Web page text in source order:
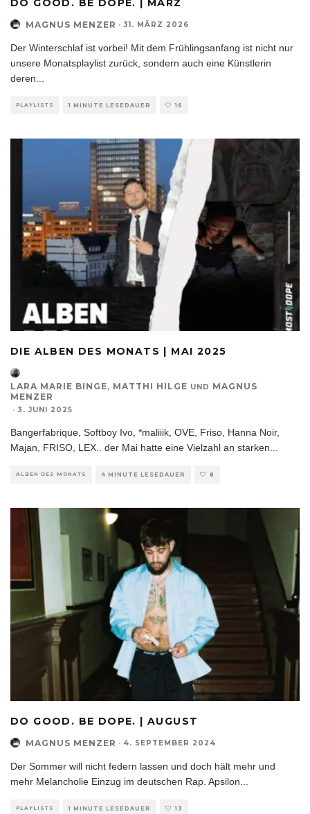
DO GOOD. BE DOPE. | MÄRZ
MAGNUS MENZER · 31. MÄRZ 2026
Der Winterschlaf ist vorbei! Mit dem Frühlingsanfang ist nicht nur
unsere Monatsplaylist zurück, sondern auch eine Künstlerin
deren
PLAYLISTS 1 MINUTE LESEDAUER 16
DIE ALBEN DES MONATS | MAI 2025
LARA MARIE BINGE, MATTHI HILGE UND MAGNUS
MENZER
· 3. JUNI 2025
Bangerfabrique, Softboy Ivo, *maliiik, OVE, Friso, Hanna Noir,
Majan, FRISO, LEX.. der Mai hatte eine Vielzahl an starken...
ALBEN DES MONATS 4 MINUTE LESEDAUER 8
DO GOOD. BE DOPE. | AUGUST
MAGNUS MENZER · 4. SEPTEMBER 2024
Der Sommer will nicht federn lassen und doch hält mehr und
mehr Melancholie Einzug im deutschen Rap. Apsilon
PLAYLISTS 1 MINUTE LESEDAUER 13